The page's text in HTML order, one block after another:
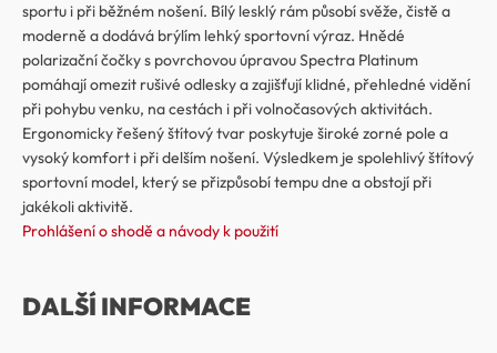
sportu i při běžném nošení. Bílý lesklý rám působí svěže, čistě a
moderně a dodává brýlím lehký sportovní výraz. Hnědé
polarizační čočky s povrchovou úpravou Spectra Platinum
pomáhají omezit rušivé odlesky a zajišťují klidné, přehledné vidění
při pohybu venku, na cestách i při volnočasových aktivitách.
Ergonomicky řešený štítový tvar poskytuje široké zorné pole a
vysoký komfort i při delším nošení. Výsledkem je spolehlivý štítový
sportovní model, který se přizpůsobí tempu dne a obstojí při
jakékoli aktivitě.
Prohlášení o shodě a návody k použití
DALŠÍ INFORMACE